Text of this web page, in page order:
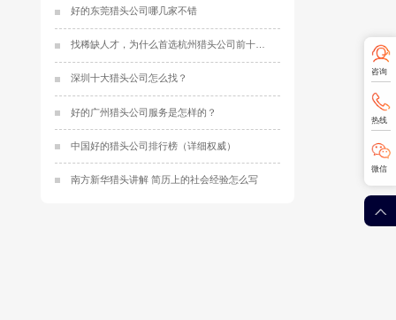
好的东莞猎头公司哪几家不错
找稀缺人才，为什么首选杭州猎头公司前十名？
深圳十大猎头公司怎么找？
好的广州猎头公司服务是怎样的？
中国好的猎头公司排行榜（详细权威）
南方新华猎头讲解 简历上的社会经验怎么写
咨询
热线
微信